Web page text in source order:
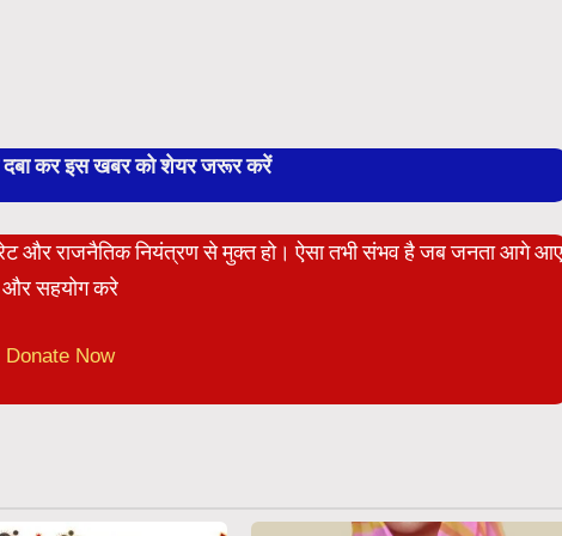
दबा कर इस खबर को शेयर जरूर करें
और राजनैतिक नियंत्रण से मुक्त हो। ऐसा तभी संभव है जब जनता आगे आए
और सहयोग करे
Donate Now